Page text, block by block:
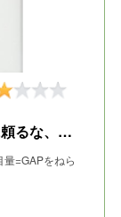
届くCM、届かないCM 視聴率=GRPに頼るな、注目量=GAPをねらえ
=GAPをねら